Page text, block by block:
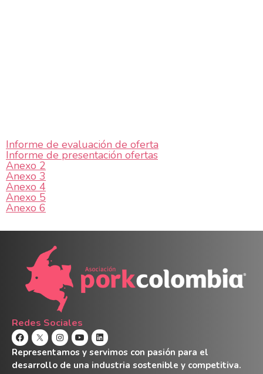
Informe de evaluación de oferta
Informe de presentación ofertas
Anexo 2
Anexo 3
Anexo 4
Anexo 5
Anexo 6
Redes Sociales
Representamos y servimos con pasión para el
desarrollo de una industria sostenible y competitiva.